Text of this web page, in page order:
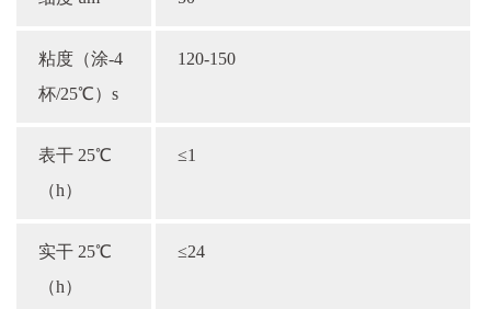
粘度（涂-4
杯/25℃）s
120-150
表干 25℃
（h）
≤1
实干 25℃
（h）
≤24